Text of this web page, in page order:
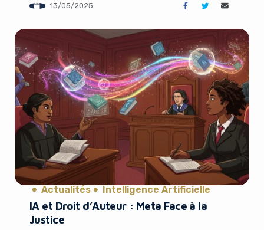
débats technologiques actuels, a pris une tournure
Trump. En licenciant Shira Perlmutter, directrice de l’US
13/05/2025
Actualités Intelligence Artificielle
IA et Droit d’Auteur : Meta Face à la
Justice